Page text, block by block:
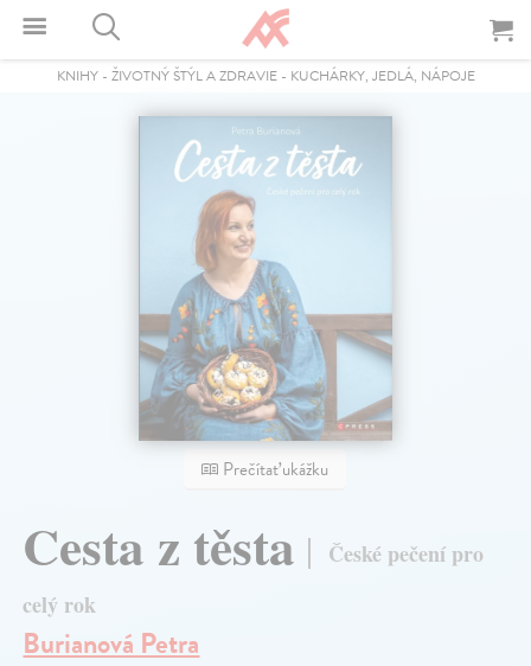
KNIHY- ŽIVOTNÝ ŠTÝL A ZDRAVIE- KUCHÁRKY, JEDLÁ, NÁPOJE
Prečítať ukážku
Cesta z těsta
České pečení pro
celý rok
Burianová Petra